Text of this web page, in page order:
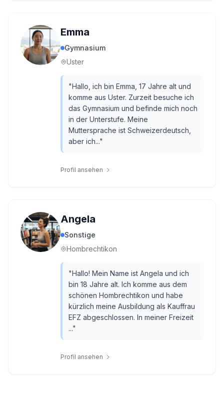
Emma
Gymnasium
Uster
"Hallo, ich bin Emma, 17 Jahre alt und
komme aus Uster. Zurzeit besuche ich
das Gymnasium und befinde mich noch
in der Unterstufe. Meine
Muttersprache ist Schweizerdeutsch,
aber ich..."
Profil ansehen
Angela
Sonstige
Hombrechtikon
"Hallo! Mein Name ist Angela und ich
bin 18 Jahre alt. Ich komme aus dem
schönen Hombrechtikon und habe
kürzlich meine Ausbildung als Kauffrau
EFZ abgeschlossen. In meiner Freizeit
..."
Profil ansehen